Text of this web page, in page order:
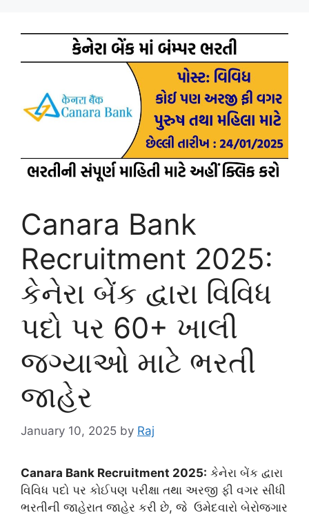
Canara Bank
Recruitment 2025:
કેનેરા બેંક દ્વારા વિવિધ
પદો પર 60+ ખાલી
જગ્યાઓ માટે ભરતી
જાહેર
January 10, 2025 by Raj
Canara Bank Recruitment 2025: કેનેરા બેંક દ્વારા
વિવિધ પદો પર કોઈપણ પરીક્ષા તથા અરજી ફી વગર સીધી
ભરતીની જાહેરાત જાહેર કરી છે, જે ઉમેદવારો બેરોજગાર